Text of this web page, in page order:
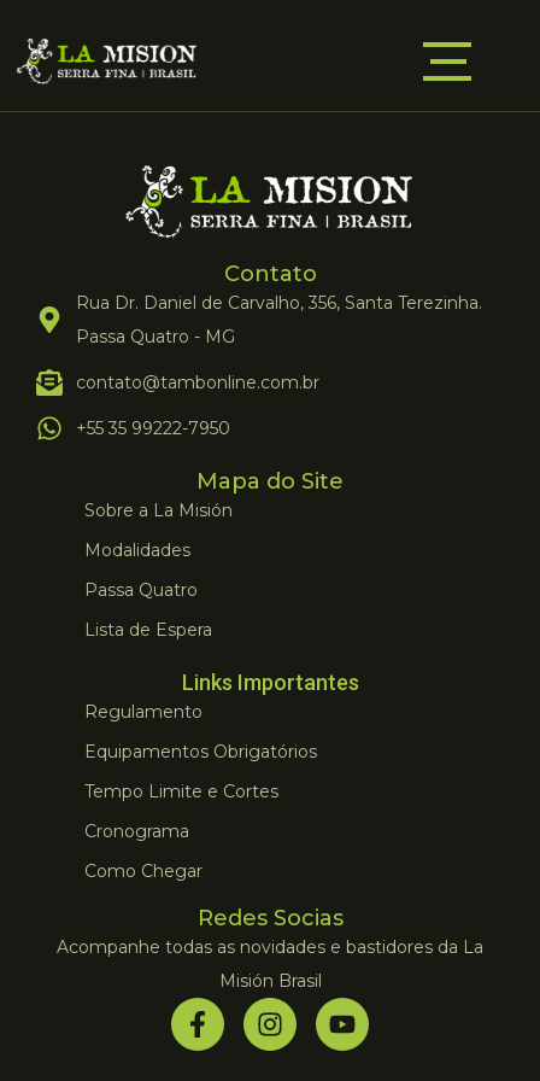
Contato
Rua Dr. Daniel de Carvalho, 356, Santa Terezinha.
Passa Quatro - MG
contato@tambonline.com.br
+55 35 99222-7950
Mapa do Site
Sobre a La Misión
Modalidades
Passa Quatro
Lista de Espera
Links Importantes
Regulamento
Equipamentos Obrigatórios
Tempo Limite e Cortes
Cronograma
Como Chegar
Redes Socias
Acompanhe todas as novidades e bastidores da La
Misión Brasil